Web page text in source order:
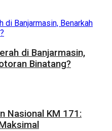
di Banjarmasin,
Binatang?
Nasional KM 171: